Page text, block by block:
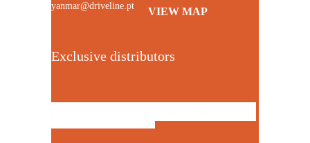
yanmar@driveline.pt
VIEW MAP
Exclusive distributors